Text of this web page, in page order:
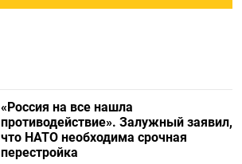
«Россия на все нашла
противодействие». Залужный заявил,
что НАТО необходима срочная
перестройка